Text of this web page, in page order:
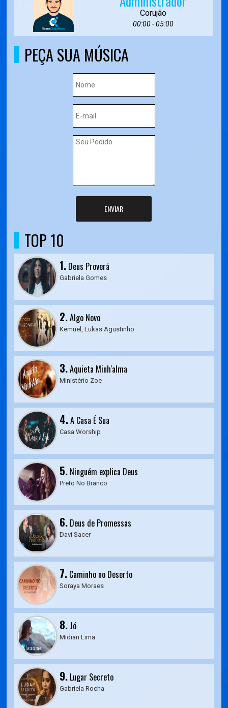
Corujão
00:00 - 05:00
PEÇA SUA MÚSICA
ENVIAR
TOP 10
1. Deus Proverá
Gabriela Gomes
2.Algo Novo
Kemuel, Lukas Agustinho
3.Aquieta Minh'alma
Ministério Zoe
4.A Casa É Sua
Casa Worship
5. Ninguém explica Deus
Preto No Branco
6. Deus de Promessas
Davi Sacer
7. Caminho no Deserto
Soraya Moraes
8. Jó
Midian Lima
9. Lugar Secreto
Gabriela Rocha